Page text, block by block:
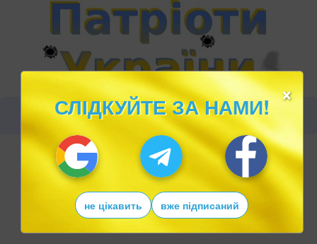
×
СЛІДКУЙТЕ ЗА НАМИ!
не цікавить вже підписаний